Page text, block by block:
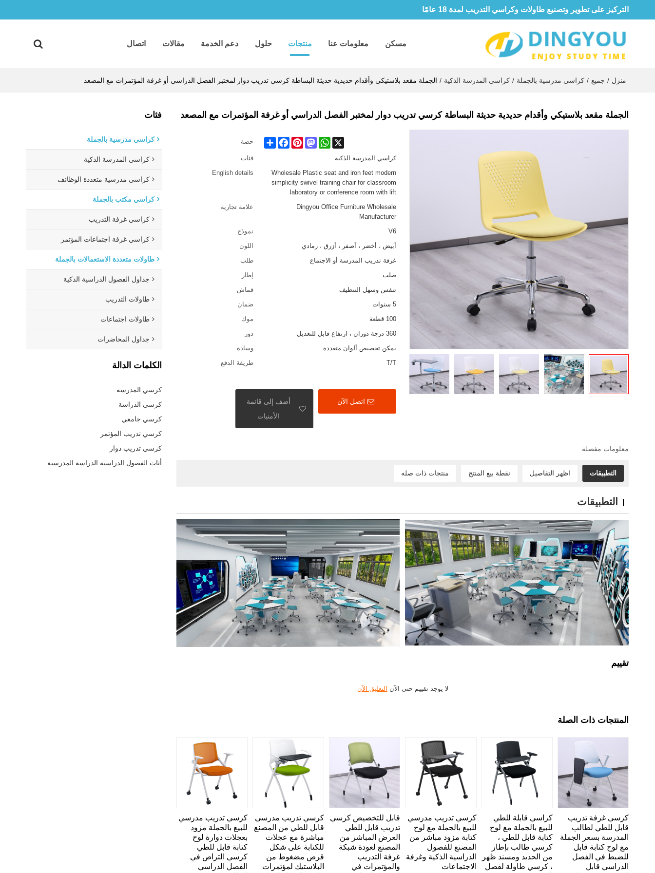
التركيز على تطوير وتصنيع طاولات وكراسي التدريب لمدة 18 عامًا
مسكن معلومات عنا منتجات حلول دعم الخدمة مقالات اتصال
منزل / جميع / كراسي مدرسية بالجملة / كراسي المدرسة الذكية / الجملة مقعد بلاستيكي وأقدام حديدية حديثة البساطة كرسي تدريب دوار لمختبر الفصل الدراسي أو غرفة المؤتمرات مع المصعد
فئات
كراسي مدرسية بالجملة
كراسي المدرسة الذكية
كراسي مدرسية متعددة الوظائف
كراسي مكتب بالجملة
كراسي غرفة التدريب
كراسي غرفة اجتماعات المؤتمر
طاولات متعددة الاستعمالات بالجملة
جداول الفصول الدراسية الذكية
طاولات التدريب
طاولات اجتماعات
جداول المحاضرات
الكلمات الدالة
كرسي المدرسة
كرسي الدراسة
كرسي جامعي
كرسي تدريب المؤتمر
كرسي تدريب دوار
أثاث الفصول الدراسية الدراسة المدرسية
الجملة مقعد بلاستيكي وأقدام حديدية حديثة البساطة كرسي تدريب دوار لمختبر الفصل الدراسي أو غرفة المؤتمرات مع المصعد
حصة Share
FacebookPinterestMastodon
WhatsApp X
فئات
كراسي المدرسة الذكية
English details
Wholesale Plastic seat and iron feet modern
simplicity swivel training chair for classroom
laboratory or conference room with lift
علامة تجارية
Dingyou Office Furniture Wholesale
Manufacturer
نموذج
V6
اللون
أبيض ، أخضر ، أصفر ، أزرق ، رمادي
طلب
غرفة تدريب المدرسة أو الاجتماع
إطار
صلب
قماش
تنفس وسهل التنظيف
ضمان
5 سنوات
موك
100 قطعة
دور
360 درجة دوران ، ارتفاع قابل للتعديل
وسادة
يمكن تخصيص ألوان متعددة
طريقة الدفع
T/T
اتصل الآن
أضف إلى قائمة
الأمنيات
معلومات مفصلة
التطبيقات اظهر التفاصيل نقطة بيع المنتج منتجات ذات صله
التطبيقات
تقييم
لا يوجد تقييم حتى الآن التعليق الآن
المنتجات ذات الصلة
كرسي غرفة تدريب
قابل للطي لطالب
المدرسة بسعر الجملة
مع لوح كتابة قابل
للضبط في الفصل
الدراسي قابل
كراسي قابلة للطي
للبيع بالجملة مع لوح
كتابة قابل للطي ،
كرسي طالب بإطار
من الحديد ومسند ظهر
، كرسي طاولة لفصل
كرسي تدريب مدرسي
للبيع بالجملة مع لوح
كتابة مزود مباشر من
المصنع للفصول
الدراسية الذكية وغرفة
الاجتماعات
قابل للتخصيص كرسي
تدريب قابل للطي
العرض المباشر من
المصنع لعودة شبكة
غرفة التدريب
والمؤتمرات في
كرسي تدريب مدرسي
قابل للطي من المصنع
مباشرة مع عجلات
للكتابة على شكل
قرص مضغوط من
البلاستيك لمؤتمرات
كرسي تدريب مدرسي
للبيع بالجملة مزود
بعجلات دوارة لوح
كتابة قابل للطي
كرسي التراص في
الفصل الدراسي